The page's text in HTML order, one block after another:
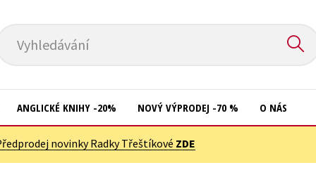
Vyhledávání
ANGLICKÉ KNIHY -20% NOVÝ VÝPRODEJ -70 % O NÁS
novinky Radky Třeštíkové ZDE